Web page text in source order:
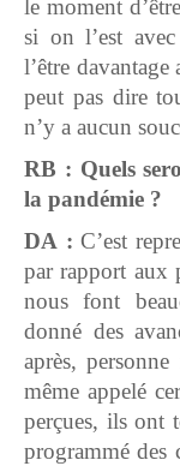
le moment
si on l’est
l’être
peut pas dire
n’y a aucun
RB : Quels
la pandémie ?
DA :C’est
par rapport aux
nous font
donné des
après,
même appelé
perçues, ils ont
programmé des